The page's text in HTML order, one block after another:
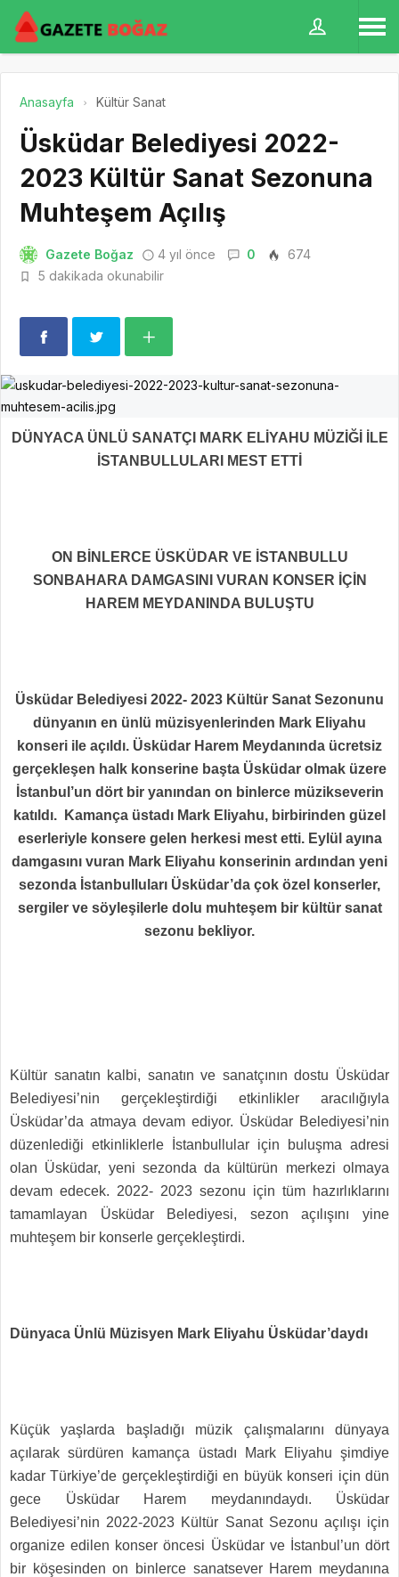
Anasayfa Kültür Sanat
Üsküdar Belediyesi 2022-
2023 Kültür Sanat Sezonuna
Muhteşem Açılış
Gazete Boğaz 4 yıl önce 0
674
5 dakikada okunabilir
DÜNYACA ÜNLÜ SANATÇI MARK ELİYAHU MÜZİĞİ İLE
İSTANBULLULARI MEST ETTİ
ON BİNLERCE ÜSKÜDAR VE İSTANBULLU
SONBAHARA DAMGASINI VURAN KONSER İÇİN
HAREM MEYDANINDA BULUŞTU
Üsküdar Belediyesi 2022- 2023 Kültür Sanat Sezonunu
dünyanın en ünlü müzisyenlerinden Mark Eliyahu
konseri ile açıldı. Üsküdar Harem Meydanında ücretsiz
gerçekleşen halk konserine başta Üsküdar olmak üzere
İstanbul’un dört bir yanından on binlerce müzikseverin
katıldı. Kamança üstadı Mark Eliyahu, birbirinden güzel
eserleriyle konsere gelen herkesi mest etti. Eylül ayına
damgasını vuran Mark Eliyahu konserinin ardından yeni
sezonda İstanbulluları Üsküdar’da çok özel konserler,
sergiler ve söyleşilerle dolu muhteşem bir kültür sanat
sezonu bekliyor.
Kültür sanatın kalbi, sanatın ve sanatçının dostu Üsküdar
Belediyesi’nin gerçekleştirdiği etkinlikler aracılığıyla
Üsküdar’da atmaya devam ediyor. Üsküdar Belediyesi’nin
düzenlediği etkinliklerle İstanbullular için buluşma adresi
olan Üsküdar, yeni sezonda da kültürün merkezi olmaya
devam edecek. 2022- 2023 sezonu için tüm hazırlıklarını
tamamlayan Üsküdar Belediyesi, sezon açılışını yine
muhteşem bir konserle gerçekleştirdi.
Dünyaca Ünlü Müzisyen Mark Eliyahu Üsküdar’daydı
Küçük yaşlarda başladığı müzik çalışmalarını dünyaya
açılarak sürdüren kamança üstadı Mark Eliyahu şimdiye
kadar Türkiye’de gerçekleştirdiği en büyük konseri için dün
gece Üsküdar Harem meydanındaydı. Üsküdar
Belediyesi’nin 2022-2023 Kültür Sanat Sezonu açılışı için
organize edilen konser öncesi Üsküdar ve İstanbul’un dört
bir köşesinden on binlerce sanatsever Harem meydanına